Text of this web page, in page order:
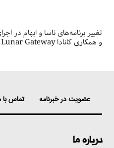
تغییر برنامه‌های ناسا و ابهام در
Lunar Gateway و همکاری کانادا
تماس با عضویت در خبرنامه
درباره ما